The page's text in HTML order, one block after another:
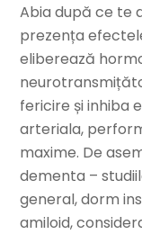
Abia după ce te
prezența
eliberează
fericire și inhiba
arteriala,
maxime. De
dementa –
general, dorm
amiloid,